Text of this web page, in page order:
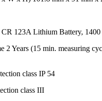
123A Lithium Battery,
2 Years (15 min. measuring
class IP 54
class III